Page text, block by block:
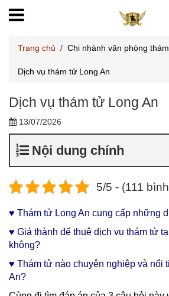
Trang chủ / Chi nhánh văn phòng
Dịch vụ thám tử Long An
Dịch vụ thám tử Long An
13/07/2026
Nội dung chính
5/5 - (111
♥ Thám tử Long An cung cấp những
♥ Giá thành để thuê dịch vụ thám tử
không?
♥ Thám tử nào chuyên nghiệp và nổi
An?